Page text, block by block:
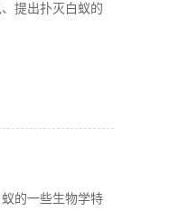
提出扑灭白蚁的
的一些生物学特